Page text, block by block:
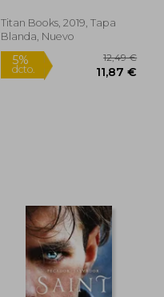
5%
dcto.
Titan Books, 2019, Tapa
Blanda, Nuevo